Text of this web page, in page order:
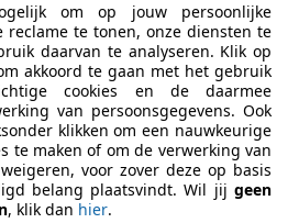
06/2024 12.745 km
om op jouw persoonlijke
reclame te tonen, onze diensten te
daarvan te analyseren. Klik op
akkoord te gaan met het gebruik
cookies en de daarmee
van persoonsgegevens. Ook
klikken om een nauwkeurige
te maken of om de verwerking van
voor zover deze op basis
belang plaatsvindt. Wil jij geen
, klik dan hier.